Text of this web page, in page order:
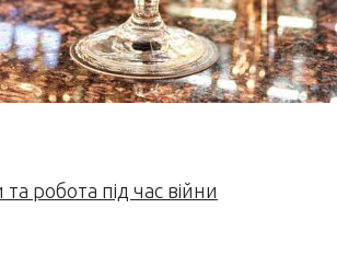
робота під час війни